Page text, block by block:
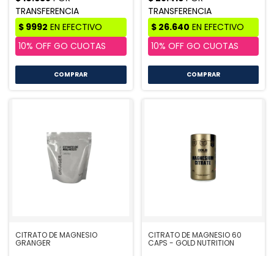
COMPRAR
CITRATO DE MAGNESIO
GRANGER
CITRATO DE MAGNESIO 60
CAPS - GOLD NUTRITION